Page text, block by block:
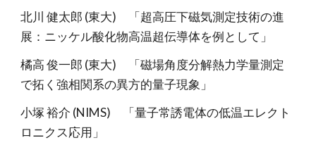
北川 健太郎 (東大) 「超高圧下磁気測定技術の進
展：ニッケル酸化物高温超伝導体を例として」
橘高 俊一郎 (東大) 「磁場角度分解熱力学量測定
で拓く強相関系の異方的量子現象」
小塚 裕介 (NIMS) 「量子常誘電体の低温エレクト
ロニクス応用」